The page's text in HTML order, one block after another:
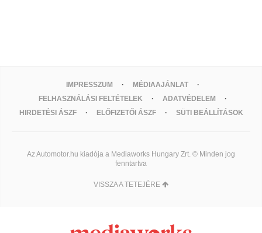
IMPRESSZUM
MÉDIAAJÁNLAT
FELHASZNÁLÁSI FELTÉTELEK
ADATVÉDELEM
HIRDETÉSI ÁSZF
ELŐFIZETŐI ÁSZF SÜTI BEÁLLÍTÁSOK
Az Automotor.hu kiadója a Mediaworks Hungary Zrt. © Minden jog
fenntartva
VISSZA A TETEJÉRE